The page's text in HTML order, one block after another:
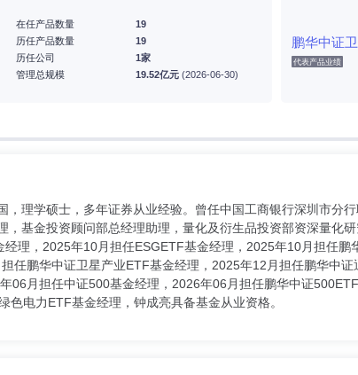
在任产品数量
19
历任产品数量
19
历任公司
1家
管理总规模
19.52亿元 (2026-06-30)
鹏华中证
代表产品业绩
，理学硕士，多年证券从业经验。曾任中国工商银行深圳市分
，基金投资顾问部总经理助理，量化及衍生品投资部资深量化
理，2025年10月担任ESGETF基金经理，2025年10月担任
任鹏华中证卫星产业ETF基金经理，2025年12月担任鹏华中
06月担任中证500基金经理，2026年06月担任鹏华中证
色电力ETF基金经理，钟成亮具备基金从业资格。